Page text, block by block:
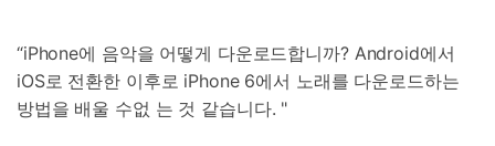
“iPhone에 음악을 어떻게 다운로드합니까? Android에서
iOS로 전환한 이후로 iPhone 6에서 노래를 다운로드하는
방법을 배울 수없 는 것 같습니다. "